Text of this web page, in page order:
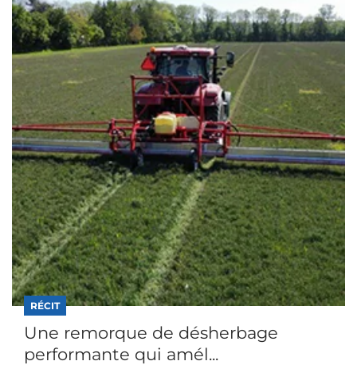
RÉCIT
Une remorque de désherbage
performante qui amél...